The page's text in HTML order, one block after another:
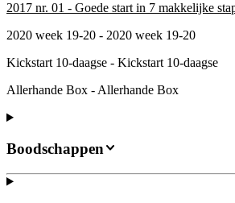
2017 nr. 01 - Goede start in 7 makkelijke
2020 week 19-20 - 2020 week 19-20
Kickstart 10-daagse - Kickstart 10-daagse
Allerhande Box - Allerhande Box
Boodschappen